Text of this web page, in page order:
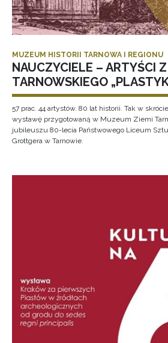
MUZEUM HISTORII TARNOWA I REGIONU
NAUCZYCIELE – ARTYŚCI Z
TARNOWSKIEGO
57 prac. 44 artystów. 80 lat historii. Tak w
wystawę przygotowaną w Muzeum Ziemi
jubileuszu 80-lecia Państwowego Liceum
Grottgera w Tarnowie.